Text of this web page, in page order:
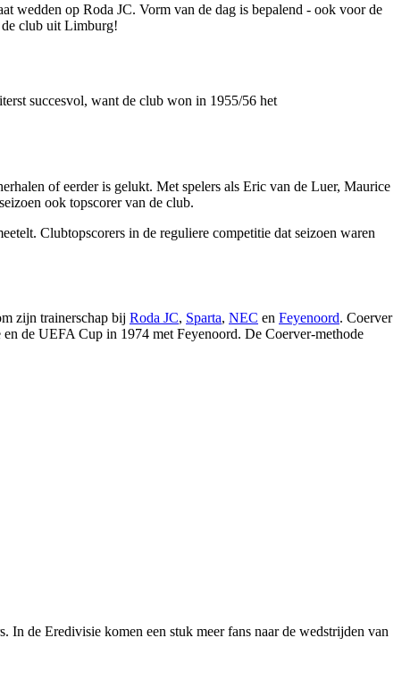
wedden op Roda JC. Vorm van de dag is bepalend - ook voor de
de club uit Limburg!
succesvol, want de club won in 1955/56 het
of eerder is gelukt. Met spelers als Eric van de Luer, Maurice
ook topscorer van de club.
Clubtopscorers in de reguliere competitie dat seizoen waren
zijn trainerschap bij Roda JC, Sparta, NEC en Feyenoord. Coerver
de UEFA Cup in 1974 met Feyenoord. De Coerver-methode
de Eredivisie komen een stuk meer fans naar de wedstrijden van